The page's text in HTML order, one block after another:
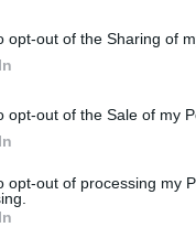
opt-out of the Sharing of
opt-out of the Sale of my
opt-out of processing my
som sitter inbäddad i
temperaturen därefter.
temperaturen syns
rekommenderar vi
aldrig att automatiskt